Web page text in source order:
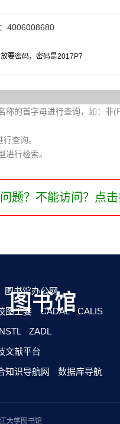
4006008680
要密码，密码是2017P7
称的首字母进行查询，如：
查询。
行检索。
题？不能访问？点
图书馆办公网
图工委
CADAL
CALIS
NSTL
ZADL
文献平台
知识导航网
数据库导航
大学图书馆